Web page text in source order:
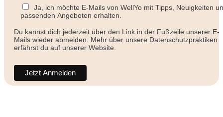
Ja, ich möchte E-Mails von WellYo mit Tipps, Neuigkeiten
passenden Angeboten erhalten.
Du kannst dich jederzeit über den Link in der Fußzeile unserer E-
Mails wieder abmelden. Mehr über unsere Datenschutzpraktiken
erfährst du auf unserer Website.